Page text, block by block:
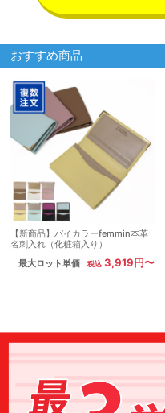
おすすめ商品
【新商品】バイカラーfemmin本革
名刺入れ（化粧箱入り）
最大ロット単価
3,919円〜